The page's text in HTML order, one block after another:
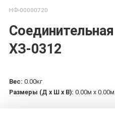
НФ-00000720
ХЗ-0312
Вес: 0.00кг
Размеры (Д х Ш х В): 0.00м x